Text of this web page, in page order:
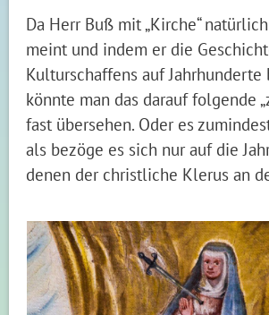
Da Herr Buß mit „Kirche“ natürlich
meint und indem er die
Kulturschaffens auf Jahrhunderte
könnte man das darauf folgende
fast übersehen. Oder es
als bezöge es sich nur auf die
denen der christliche Klerus an